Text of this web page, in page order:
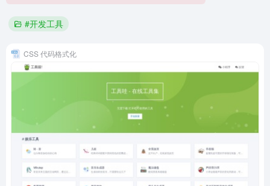
#开发工具
CSS 代码格式化